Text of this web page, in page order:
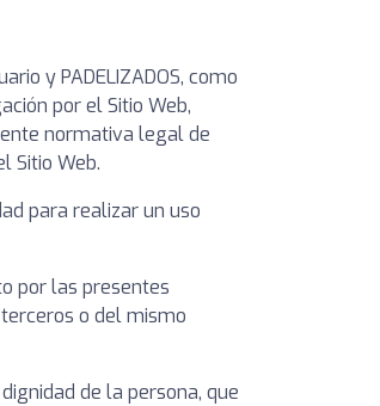
y PADELIZADOS, como
por el Sitio Web,
normativa legal de
Sitio Web.
para realizar un uso
por las presentes
o del mismo
de la persona, que